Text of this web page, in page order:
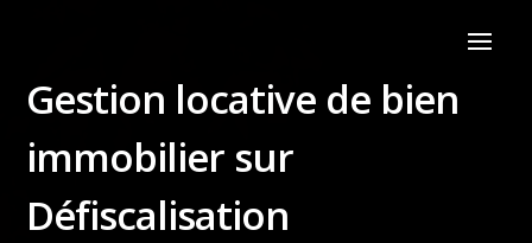
Gestion locative de bien
immobilier sur
Défiscalisation